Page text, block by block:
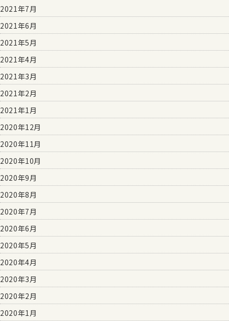
2021年7月
2021年6月
2021年5月
2021年4月
2021年3月
2021年2月
2021年1月
2020年12月
2020年11月
2020年10月
2020年9月
2020年8月
2020年7月
2020年6月
2020年5月
2020年4月
2020年3月
2020年2月
2020年1月